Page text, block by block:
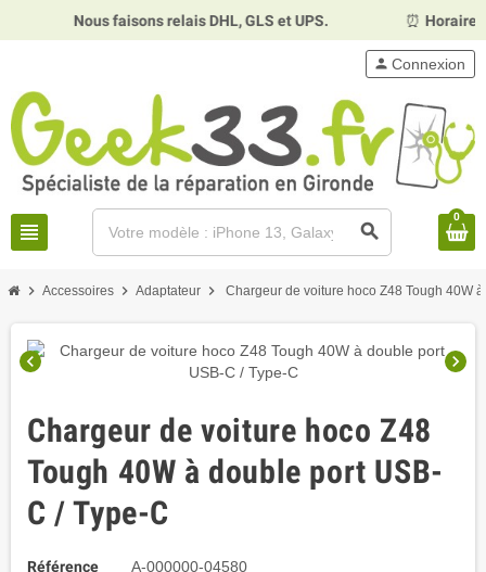
Nous faisons relais DHL, GLS et UPS. ⏰Horaires :
view_headline search
person Connexion
0
chevron_right Accessoires chevron_right Adaptateur chevron_right Chargeur de voiture hoco Z48 Tough 40W
chevron_left chevron_right
Chargeur de voiture hoco Z48
Tough 40W à double port USB-
C / Type-C
Référence
A-000000-04580